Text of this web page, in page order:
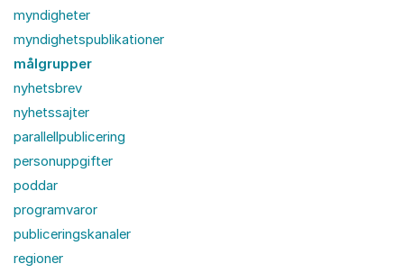
myndigheter
myndighetspublikationer
målgrupper
nyhetsbrev
nyhetssajter
parallellpublicering
personuppgifter
poddar
programvaror
publiceringskanaler
regioner